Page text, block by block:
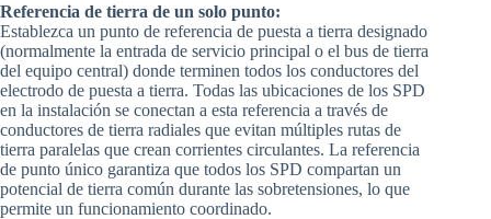
Referencia de tierra de un solo punto:
Establezca un punto de referencia de puesta a tierra designado
(normalmente la entrada de servicio principal o el bus de tierra
del equipo central) donde terminen todos los conductores del
electrodo de puesta a tierra. Todas las ubicaciones de los SPD
en la instalación se conectan a esta referencia a través de
conductores de tierra radiales que evitan múltiples rutas de
tierra paralelas que crean corrientes circulantes. La referencia
de punto único garantiza que todos los SPD compartan un
potencial de tierra común durante las sobretensiones, lo que
permite un funcionamiento coordinado.